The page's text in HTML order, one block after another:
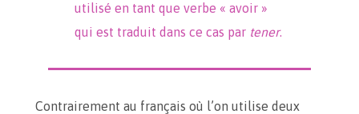
utilisé en tant que verbe « avoir »
qui est traduit dans ce cas par tener.
Contrairement au français où l’on utilise deux